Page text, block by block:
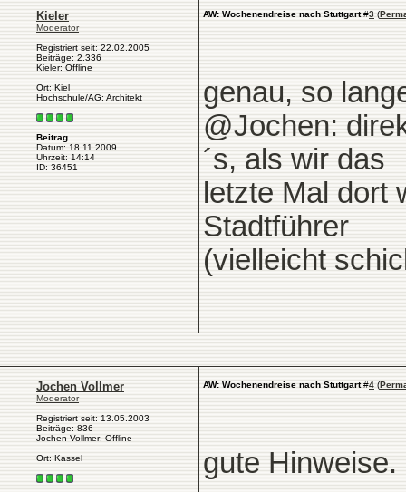
Kieler
Moderator
Registriert seit: 22.02.2005
Beiträge: 2.336
Kieler: Offline
Ort: Kiel
Hochschule/AG: Architekt
Beitrag
Datum: 18.11.2009
Uhrzeit: 14:14
ID: 36451
AW: Wochenendreise nach Stuttgart#3 (
genau, so
@Jochen:
´s, als wir das
letzte Mal dort
Stadtführer
(vielleicht
Jochen Vollmer
Moderator
Registriert seit: 13.05.2003
Beiträge: 836
Jochen Vollmer: Offline
Ort: Kassel
AW: Wochenendreise nach Stuttgart#4 (
gute Hinweise.